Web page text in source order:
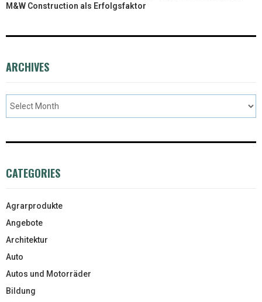
M&W Construction als Erfolgsfaktor
ARCHIVES
CATEGORIES
Agrarprodukte
Angebote
Architektur
Auto
Autos und Motorräder
Bildung